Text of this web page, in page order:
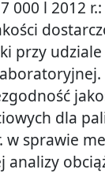
l 2012
przy
dla
w sprawie
analizy